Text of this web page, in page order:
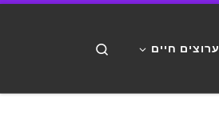
ערוצים חיים